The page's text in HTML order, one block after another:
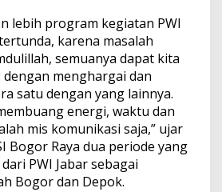
lebih program kegiatan PWI
karena masalah
semuanya dapat kita
menghargai dan
satu dengan yang lainnya.
energi, waktu dan
mis komunikasi saja,” ujar
Bogor Raya dua periode yang
PWI Jabar sebagai
Bogor dan Depok.